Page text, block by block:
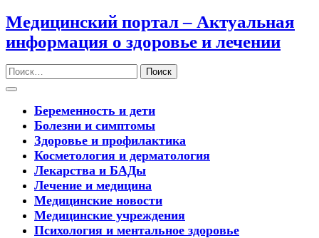
Перейти
к
содержимому
Медицинский портал – Актуальная
информация о здоровье и лечении
Поиск
Кнопка
ОткрытьБеременность и дети
Болезни и симптомы
Здоровье и профилактика
Косметология и дерматология
Лекарства и БАДы
Лечение и медицина
Медицинские новости
Медицинские учреждения
Психология и ментальное здоровье